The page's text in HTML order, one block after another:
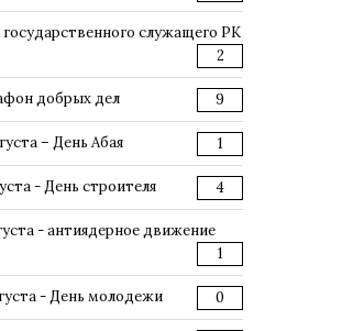
служащего РК
2
добрых дел 9
– День Абая 1
- День строителя 4
- антиядерное движение
1
- День молодежи 0